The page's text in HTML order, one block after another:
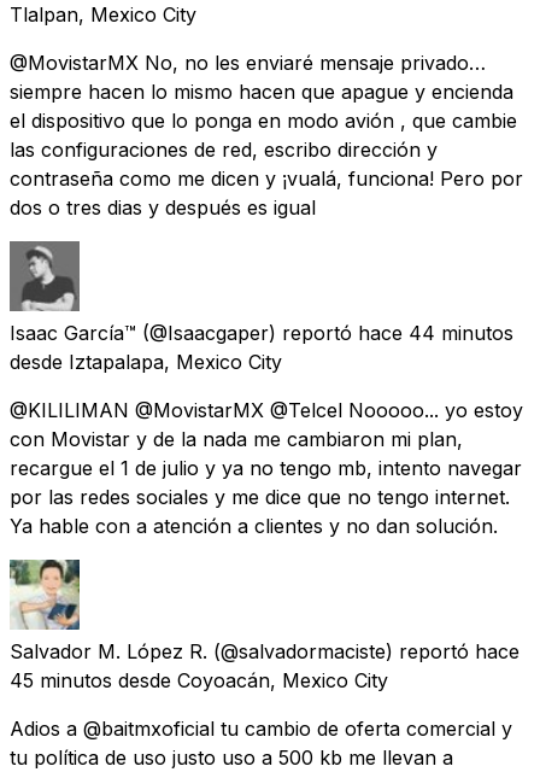
Tlalpan, Mexico City
@MovistarMX No, no les enviaré mensaje privado…
siempre hacen lo mismo hacen que apague y encienda
el dispositivo que lo ponga en modo avión , que cambie
las configuraciones de red, escribo dirección y
contraseña como me dicen y ¡vualá, funciona! Pero por
dos o tres dias y después es igual
Isaac García™ (@Isaacgaper) reportó hace 44 minutos
desde Iztapalapa, Mexico City
@KILILIMAN @MovistarMX @Telcel Nooooo... yo estoy
con Movistar y de la nada me cambiaron mi plan,
recargue el 1 de julio y ya no tengo mb, intento navegar
por las redes sociales y me dice que no tengo internet.
Ya hable con a atención a clientes y no dan solución.
Salvador M. López R. (@salvadormaciste) reportó hace
45 minutos desde Coyoacán, Mexico City
Adios a @baitmxoficial tu cambio de oferta comercial y
tu política de uso justo uso a 500 kb me llevan a